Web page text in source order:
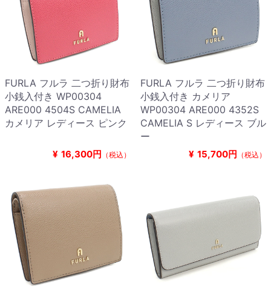
FURLA フルラ 二つ折り財布
小銭入付き WP00304
ARE000 4504S CAMELIA
カメリア レディース ピンク
¥ 16,300円 （税込）
FURLA フルラ 二つ折り財布
小銭入付き カメリア
WP00304 ARE000 4352S
CAMELIA S レディース ブル
ー
¥ 15,700円 （税込）